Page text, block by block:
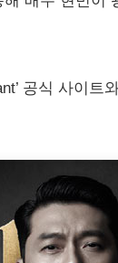
공식 사이